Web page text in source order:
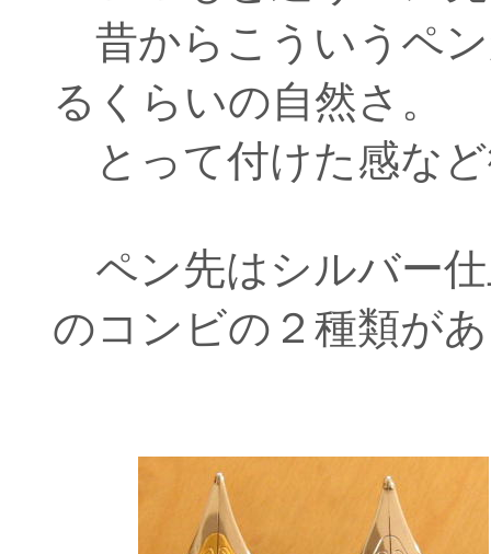
昔からこういうペ
るくらいの自然さ。
とって付けた感な
ペン先はシルバー
のコンビの２種類が